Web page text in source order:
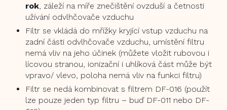
rok , záleží na míře znečištění ovzduší a četnosti
užívání odvlhčovače vzduchu
Filtr se vkládá do mřížky kryjící vstup vzduchu na
zadní části odvlhčovače vzduchu, umístění filtru
nemá vliv na jeho účinek (můžete vložit rubovou i
lícovou stranou, ionizační i uhlíková část může být
vpravo/ vlevo, poloha nemá vliv na funkci filtru)
Filtr se nedá kombinovat s filtrem DF-016 (použít
lze pouze jeden typ filtru – buď DF-011 nebo DF-